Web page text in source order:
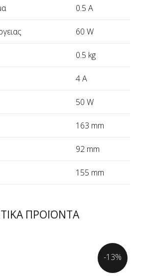
0.5 A
60 W
0.5 kg
4 A
50 W
163 mm
92 mm
155 mm
ΠΡΟΪΟΝΤΑ
-13%